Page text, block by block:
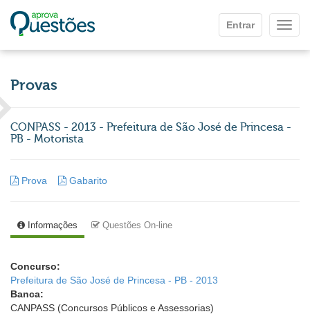
Entrar
Provas
CONPASS - 2013 - Prefeitura de São José de Princesa -
PB - Motorista
Prova Gabarito
Informações Questões On-line
Concurso:
Prefeitura de São José de Princesa - PB - 2013
Banca:
CANPASS (Concursos Públicos e Assessorias)